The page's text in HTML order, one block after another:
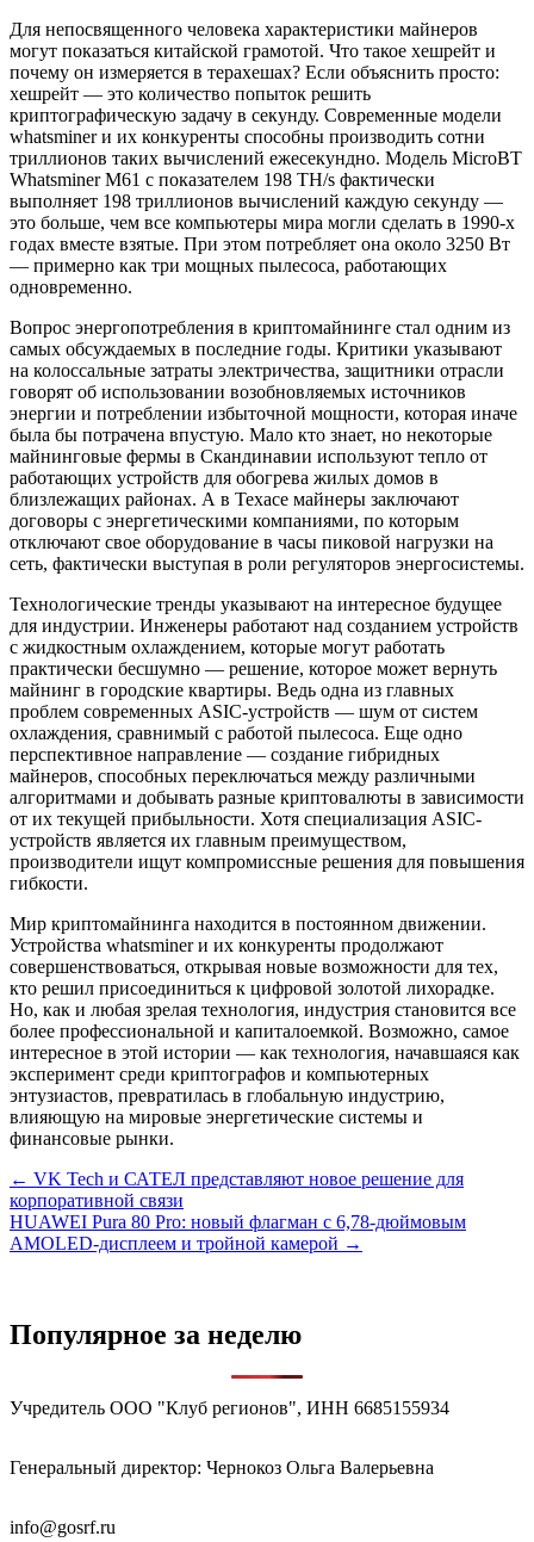
Для непосвященного человека характеристики майнеров
могут показаться китайской грамотой. Что такое хешрейт и
почему он измеряется в терахешах? Если объяснить просто:
хешрейт — это количество попыток решить
криптографическую задачу в секунду. Современные модели
whatsminer и их конкуренты способны производить сотни
триллионов таких вычислений ежесекундно. Модель MicroBT
Whatsminer M61 с показателем 198 TH/s фактически
выполняет 198 триллионов вычислений каждую секунду —
это больше, чем все компьютеры мира могли сделать в 1990-х
годах вместе взятые. При этом потребляет она около 3250 Вт
— примерно как три мощных пылесоса, работающих
одновременно.
Вопрос энергопотребления в криптомайнинге стал одним из
самых обсуждаемых в последние годы. Критики указывают
на колоссальные затраты электричества, защитники отрасли
говорят об использовании возобновляемых источников
энергии и потреблении избыточной мощности, которая иначе
была бы потрачена впустую. Мало кто знает, но некоторые
майнинговые фермы в Скандинавии используют тепло от
работающих устройств для обогрева жилых домов в
близлежащих районах. А в Техасе майнеры заключают
договоры с энергетическими компаниями, по которым
отключают свое оборудование в часы пиковой нагрузки на
сеть, фактически выступая в роли регуляторов энергосистемы.
Технологические тренды указывают на интересное будущее
для индустрии. Инженеры работают над созданием устройств
с жидкостным охлаждением, которые могут работать
практически бесшумно — решение, которое может вернуть
майнинг в городские квартиры. Ведь одна из главных
проблем современных ASIC-устройств — шум от систем
охлаждения, сравнимый с работой пылесоса. Еще одно
перспективное направление — создание гибридных
майнеров, способных переключаться между различными
алгоритмами и добывать разные криптовалюты в зависимости
от их текущей прибыльности. Хотя специализация ASIC-
устройств является их главным преимуществом,
производители ищут компромиссные решения для повышения
гибкости.
Мир криптомайнинга находится в постоянном движении.
Устройства whatsminer и их конкуренты продолжают
совершенствоваться, открывая новые возможности для тех,
кто решил присоединиться к цифровой золотой лихорадке.
Но, как и любая зрелая технология, индустрия становится все
более профессиональной и капиталоемкой. Возможно, самое
интересное в этой истории — как технология, начавшаяся как
эксперимент среди криптографов и компьютерных
энтузиастов, превратилась в глобальную индустрию,
влияющую на мировые энергетические системы и
финансовые рынки.
Навигация
по
записям
← VK Tech и САТЕЛ представляют новое решение для
корпоративной связи
HUAWEI Pura 80 Pro: новый флагман с 6,78-дюймовым
AMOLED-дисплеем и тройной камерой →
Популярное за неделю
Учредитель ООО "Клуб регионов", ИНН 6685155934
Генеральный директор: Чернокоз Ольга Валерьевна
info@gosrf.ru